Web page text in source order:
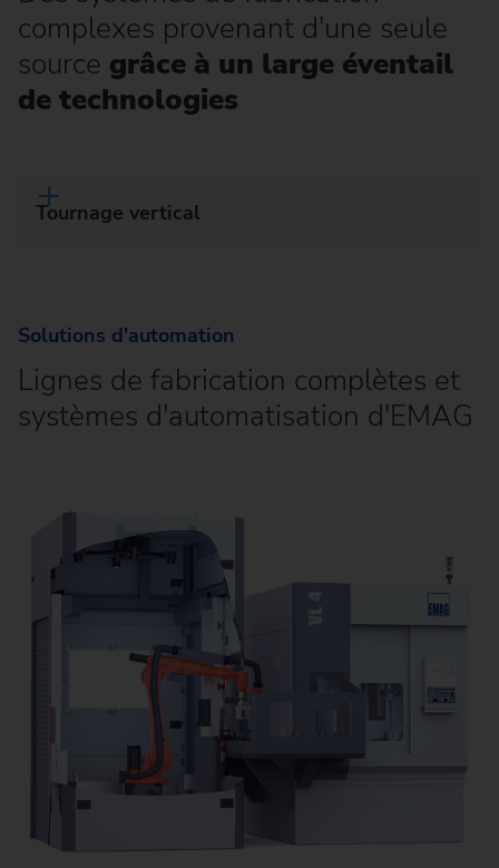
complexes provenant d'une seule
source grâce à un large éventail
de technologies
Tournage vertical
Solutions d'automation
Lignes de fabrication complètes et
systèmes d'automatisation d'EMAG